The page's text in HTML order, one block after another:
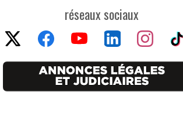
réseaux sociaux